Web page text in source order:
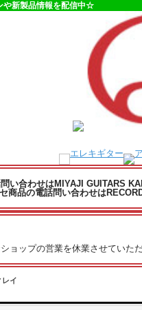
や新製品情報を配信中☆
い合わせはMIYAJI GUITARS
商品の電話問い合わせは
ョップの営業を休業させていた
レイ